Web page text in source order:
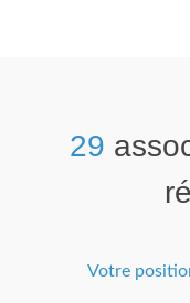
29
Votre